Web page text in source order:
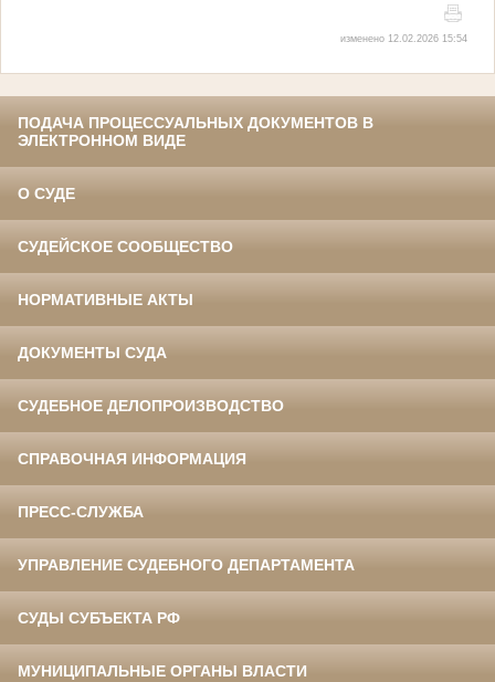
изменено 12.02.2026 15:54
ПОДАЧА ПРОЦЕССУАЛЬНЫХ ДОКУМЕНТОВ В
ЭЛЕКТРОННОМ ВИДЕ
О СУДЕ
СУДЕЙСКОЕ СООБЩЕСТВО
НОРМАТИВНЫЕ АКТЫ
ДОКУМЕНТЫ СУДА
СУДЕБНОЕ ДЕЛОПРОИЗВОДСТВО
СПРАВОЧНАЯ ИНФОРМАЦИЯ
ПРЕСС-СЛУЖБА
УПРАВЛЕНИЕ СУДЕБНОГО ДЕПАРТАМЕНТА
СУДЫ СУБЪЕКТА РФ
МУНИЦИПАЛЬНЫЕ ОРГАНЫ ВЛАСТИ